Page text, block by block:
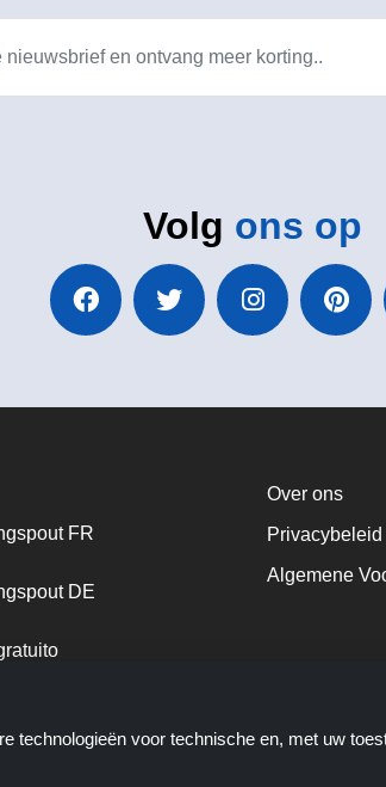
Volg ons op
FR
DE
Over ons
Privacybeleid
Algemene
technologieën voor technische en, met uw